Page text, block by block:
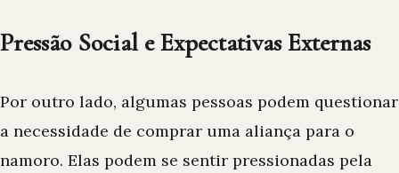
Pressão Social e Expectativas Externas
Por outro lado, algumas pessoas podem questionar
a necessidade de comprar uma aliança para o
namoro. Elas podem se sentir pressionadas pela